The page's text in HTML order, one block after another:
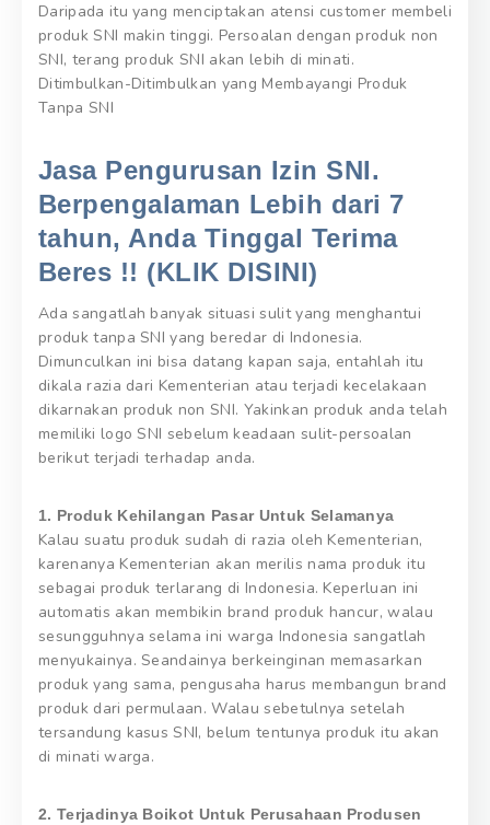
Daripada itu yang menciptakan atensi customer membeli
produk SNI makin tinggi. Persoalan dengan produk non
SNI, terang produk SNI akan lebih di minati.
Ditimbulkan-Ditimbulkan yang Membayangi Produk
Tanpa SNI
Jasa Pengurusan Izin SNI.
Berpengalaman Lebih dari 7
tahun, Anda Tinggal Terima
Beres !! (KLIK DISINI)
Ada sangatlah banyak situasi sulit yang menghantui
produk tanpa SNI yang beredar di Indonesia.
Dimunculkan ini bisa datang kapan saja, entahlah itu
dikala razia dari Kementerian atau terjadi kecelakaan
dikarnakan produk non SNI. Yakinkan produk anda telah
memiliki logo SNI sebelum keadaan sulit-persoalan
berikut terjadi terhadap anda.
1. Produk Kehilangan Pasar Untuk Selamanya
Kalau suatu produk sudah di razia oleh Kementerian,
karenanya Kementerian akan merilis nama produk itu
sebagai produk terlarang di Indonesia. Keperluan ini
automatis akan membikin brand produk hancur, walau
sesungguhnya selama ini warga Indonesia sangatlah
menyukainya. Seandainya berkeinginan memasarkan
produk yang sama, pengusaha harus membangun brand
produk dari permulaan. Walau sebetulnya setelah
tersandung kasus SNI, belum tentunya produk itu akan
di minati warga.
2. Terjadinya Boikot Untuk Perusahaan Produsen